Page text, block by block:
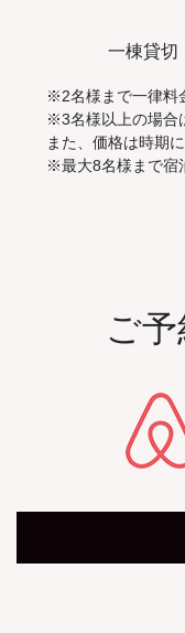
一棟貸切
※2名様まで一律料
※3名様以上の場合
また、価格は時期
※最大8名様まで宿
ご